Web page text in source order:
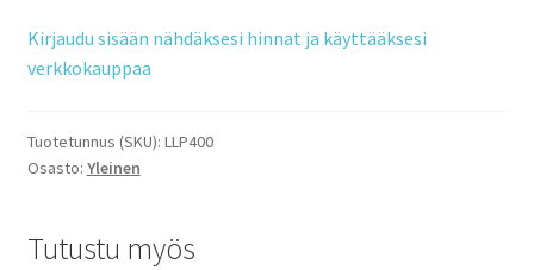
Kirjaudu sisään nähdäksesi hinnat ja käyttääksesi
verkkokauppaa
Tuotetunnus (SKU): LLP400
Osasto: Yleinen
Tutustu myös